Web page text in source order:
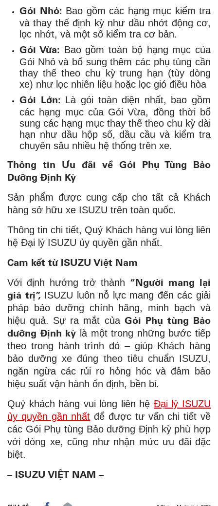
Gói Nhỏ: Bao gồm các hạng mục kiểm tra
và thay thế định kỳ như dầu nhớt động cơ,
lọc nhớt, và một số kiểm tra cơ bản.
Gói Vừa: Bao gồm toàn bộ hạng mục của
Gói Nhỏ và bổ sung thêm các phụ tùng cần
thay thế theo chu kỳ trung hạn (tùy dòng
xe) như lọc nhiên liệu hoặc lọc gió điều hòa
Gói Lớn: Là gói toàn diện nhất, bao gồm
các hạng mục của Gói Vừa, đồng thời bổ
sung các hạng mục thay thế theo chu kỳ dài
hạn như dầu hộp số, dầu cầu và kiểm tra
chuyên sâu nhiều hệ thống trên xe.
Thông tin Ưu đãi về Gói Phụ Tùng Bảo
Dưỡng Định Kỳ
Sản phẩm được cung cấp cho tất cả Khách
hàng sở hữu xe ISUZU trên toàn quốc.
Thông tin chi tiết, Quý Khách hàng vui lòng liên
hệ Đại lý ISUZU ủy quyền gần nhất.
Cam kết từ ISUZU Việt Nam
Với định hướng trở thành “Người mang lại
giá trị”, ISUZU luôn nỗ lực mang đến các giải
pháp bảo dưỡng chính hãng, minh bạch và
hiệu quả. Sự ra mắt của Gói Phụ tùng Bảo
dưỡng Định kỳ là một trong những bước tiếp
theo trong hành trình đó – giúp Khách hàng
bảo dưỡng xe đúng theo tiêu chuẩn ISUZU,
ngăn ngừa các rủi ro hỏng hóc và đảm bảo
hiệu suất vận hành ổn định, bền bỉ.
Quý khách hàng vui lòng liên hệ Đại lý ISUZU
ủy quyền gần nhất để được tư vấn chi tiết về
các Gói Phụ tùng Bảo dưỡng Định kỳ phù hợp
với dòng xe, cũng như nhận mức ưu đãi đặc
biệt.
– ISUZU VIỆT NAM –